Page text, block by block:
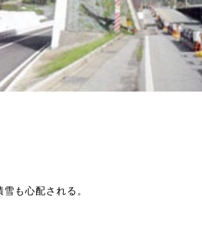
も心配される。